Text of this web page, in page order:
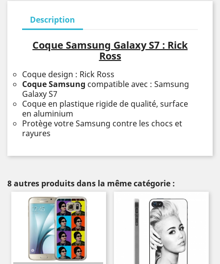
Description
Coque Samsung Galaxy S7 : Rick
Ross
Coque design : Rick Ross
Coque Samsung compatible avec : Samsung
Galaxy S7
Coque en plastique rigide de qualité, surface
en aluminium
Protège votre Samsung contre les chocs et
rayures
8 autres produits dans la même catégorie :